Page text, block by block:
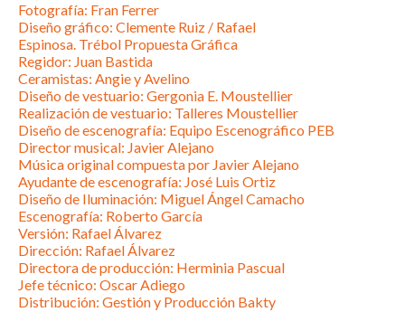
Fotografía: Fran Ferrer
Diseño gráfico: Clemente Ruiz / Rafael
Espinosa. Trébol Propuesta Gráfica
Regidor: Juan Bastida
Ceramistas: Angie y Avelino
Diseño de vestuario: Gergonia E. Moustellier
Realización de vestuario: Talleres Moustellier
Diseño de escenografía: Equipo Escenográfico PEB
Director musical: Javier Alejano
Música original compuesta por Javier Alejano
Ayudante de escenografía: José Luis Ortiz
Diseño de Iluminación: Miguel Ángel Camacho
Escenografía: Roberto García
Versión: Rafael Álvarez
Dirección: Rafael Álvarez
Directora de producción: Herminia Pascual
Jefe técnico: Oscar Adiego
Distribución: Gestión y Producción Bakty